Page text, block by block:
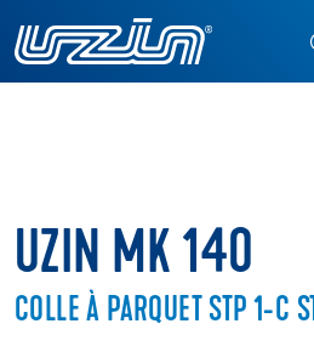
UZIN MK 140
COLLE À PARQUET STP 1-C